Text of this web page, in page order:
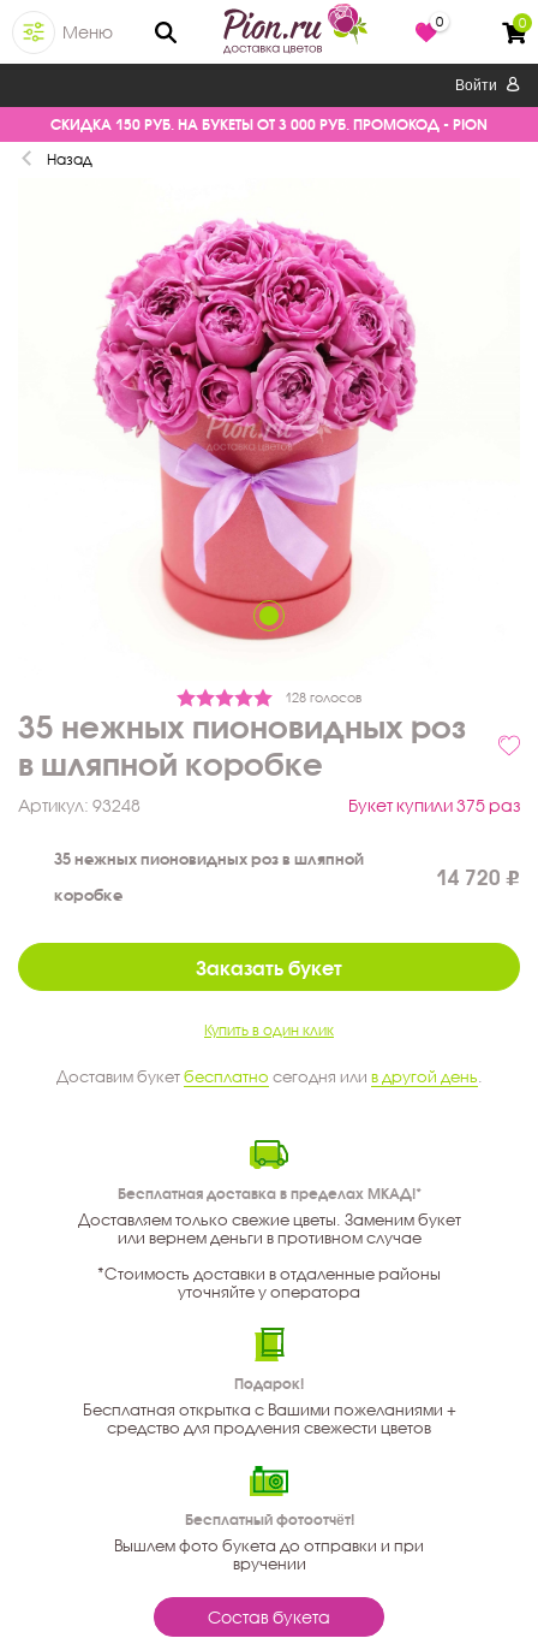
Меню
0 0
Войти
СКИДКА 150 РУБ. НА БУКЕТЫ ОТ 3 000 РУБ. ПРОМОКОД - PION
Назад
128 голосов
35 нежных пионовидных роз
в шляпной коробке
Артикул: 93248 Букет купили 375 раз
35 нежных пионовидных роз в шляпной
коробке
14 720
Заказать букет
Купить в один клик
Доставим букетбесплатно сегодня или в другой день
Бесплатная доставка в пределах МКАД!*
Доставляем только свежие цветы. Заменим букет
или вернем деньги в противном случае
*Стоимость доставки в отдаленные районы
уточняйте у оператора
Подарок!
Бесплатная открытка с Вашими пожеланиями +
средство для продления свежести цветов
Бесплатный фотоотчёт!
Вышлем фото букета до отправки и при
вручении
Состав букета